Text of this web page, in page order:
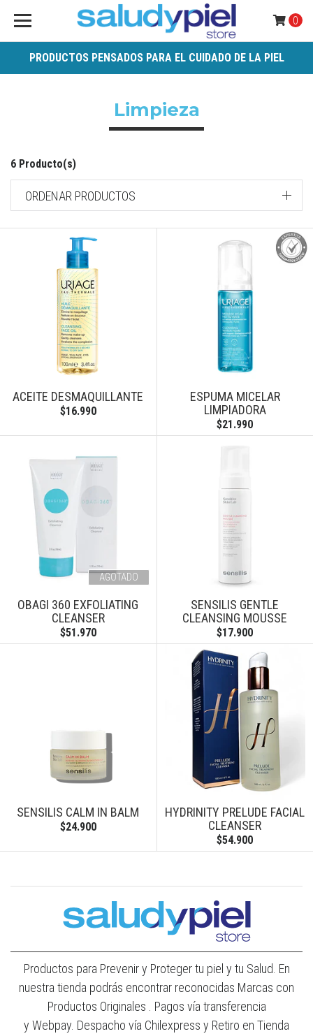
PRODUCTOS PENSADOS PARA EL CUIDADO DE LA PIEL
0
Limpieza
6 Producto(s)
ORDENAR PRODUCTOS
ACEITE DESMAQUILLANTE
$16.990
ESPUMA MICELAR
LIMPIADORA
$21.990
AGOTADO
OBAGI 360 EXFOLIATING
CLEANSER
$51.970
SENSILIS GENTLE
CLEANSING MOUSSE
$17.900
SENSILIS CALM IN BALM
$24.900
HYDRINITY PRELUDE FACIAL
CLEANSER
$54.900
Productos para Prevenir y Proteger tu piel y tu Salud. En
nuestra tienda podrás encontrar reconocidas Marcas con
Productos Originales . Pagos vía transferencia
y Webpay. Despacho vía Chilexpress y Retiro en Tienda